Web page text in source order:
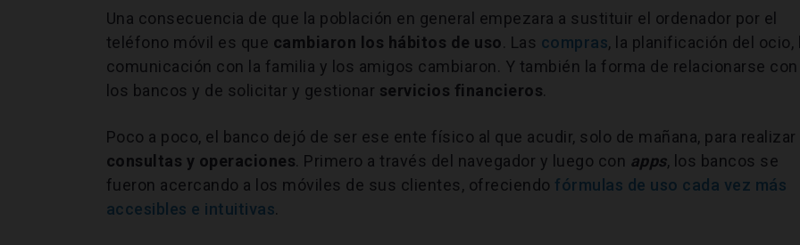
Una consecuencia de que la población en general empezara a sustituir el ordenador por el
teléfono móvil es que cambiaron los hábitos de uso. Las compras, la planificación del ocio,
comunicación con la familia y los amigos cambiaron. Y también la forma de relacionarse con
los bancos y de solicitar y gestionar servicios financieros.
Poco a poco, el banco dejó de ser ese ente físico al que acudir, solo de mañana, para realizar
consultas y operaciones. Primero a través del navegador y luego con apps, los bancos se
fueron acercando a los móviles de sus clientes, ofreciendo fórmulas de uso cada vez más
accesibles e intuitivas.